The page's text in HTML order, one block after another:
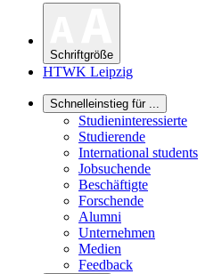
Schriftgröße
HTWK Leipzig
Schnelleinstieg für ...
Studieninteressierte
Studierende
International students
Jobsuchende
Beschäftigte
Forschende
Alumni
Unternehmen
Medien
Feedback